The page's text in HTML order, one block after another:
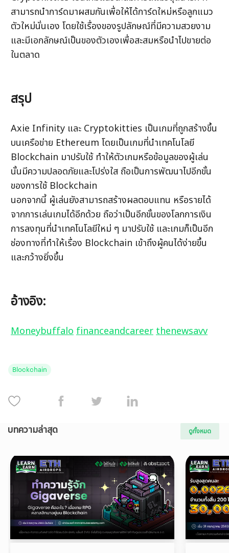
สามารถนำการ์ดมาผสมกันเพื่อให้ได้การ์ดใหม่หรือลูกแมว
ตัวใหม่นั่นเอง โดยใช้เรื่องของรูปลักษณ์ที่มีความสวยงาม
และมีเอกลักษณ์เป็นของตัวเองเพื่อสะสมหรือนำไปขายต่อ
ในตลาด
สรุป
Axie Infinity และ Cryptokitties เป็นเกมที่ถูกสร้างขึ้น
บนเครือข่าย Ethereum โดยเป็นเกมที่นำเทคโนโลยี
Blockchain มาปรับใช้ ทำให้ตัวเกมหรือข้อมูลของผู้เล่น
นั้นมีความปลอดภัยและโปร่งใส ถือเป็นการพัฒนาไปอีกขั้น
ของการใช้ Blockchain
นอกจากนี้ ผู้เล่นยังสามารถสร้างผลตอบแทน หรือรายได้
จากการเล่นเกมได้อีกด้วย ถือว่าเป็นอีกขั้นของโลกการเงิน
การลงทุนที่นำเทคโนโลยีใหม่ ๆ มาปรับใช้ และเกมก็เป็นอีก
ช่องทางที่ทำให้เรื่อง Blockchain เข้าถึงผู้คนได้ง่ายขึ้น
และกว้างยิ่งขึ้น
อ้างอิง:
Moneybuffalofinanceandcareerthenewsavv
Blockchain
บทความล่าสุด ดูทั้งหมด